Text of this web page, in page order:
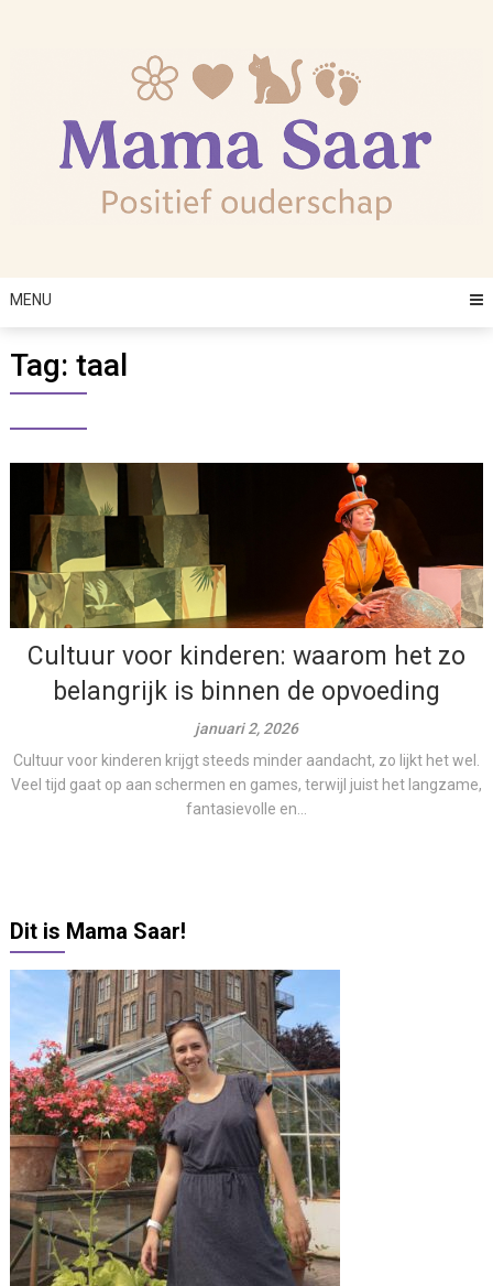
MENU
Tag: taal
Cultuur voor kinderen: waarom het zo
belangrijk is binnen de opvoeding
januari 2, 2026
Cultuur voor kinderen krijgt steeds minder aandacht, zo lijkt het wel.
Veel tijd gaat op aan schermen en games, terwijl juist het langzame,
fantasievolle en...
Dit is Mama Saar!